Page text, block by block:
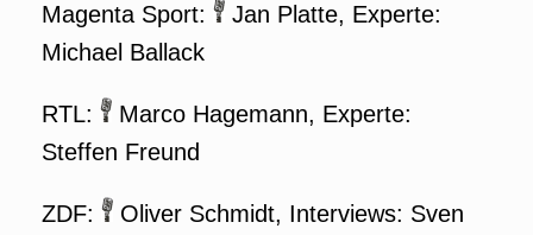
Magenta Sport:
Jan Platte, Experte:
Michael Ballack
RTL:
Marco Hagemann, Experte:
Steffen Freund
ZDF:
Oliver Schmidt, Interviews: Sven